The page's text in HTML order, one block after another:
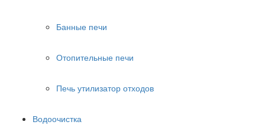
Банные печи
Отопительные печи
Печь утилизатор отходов
Водоочистка